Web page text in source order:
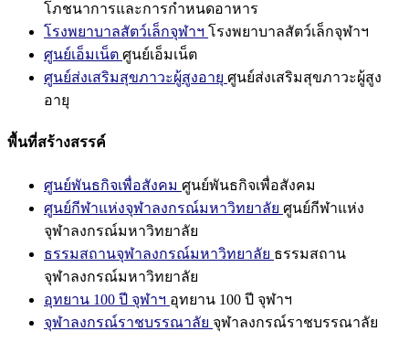
โภชนาการและการกำหนดอาหาร
โรงพยาบาลสัตว์เล็กจุฬาฯ โรงพยาบาลสัตว์เล็กจุฬาฯ
ศูนย์เอ็มเน็ต ศูนย์เอ็มเน็ต
ศูนย์ส่งเสริมสุขภาวะผู้สูงอายุ ศูนย์ส่งเสริมสุขภาวะผู้สูง
อายุ
พื้นที่สร้างสรรค์
ศูนย์พันธกิจเพื่อสังคม ศูนย์พันธกิจเพื่อสังคม
ศูนย์กีฬาแห่งจุฬาลงกรณ์มหาวิทยาลัย ศูนย์กีฬาแห่ง
จุฬาลงกรณ์มหาวิทยาลัย
ธรรมสถานจุฬาลงกรณ์มหาวิทยาลัย ธรรมสถาน
จุฬาลงกรณ์มหาวิทยาลัย
อุทยาน 100 ปี จุฬาฯ อุทยาน 100 ปี จุฬาฯ
จุฬาลงกรณ์ราชบรรณาลัย จุฬาลงกรณ์ราชบรรณาลัย